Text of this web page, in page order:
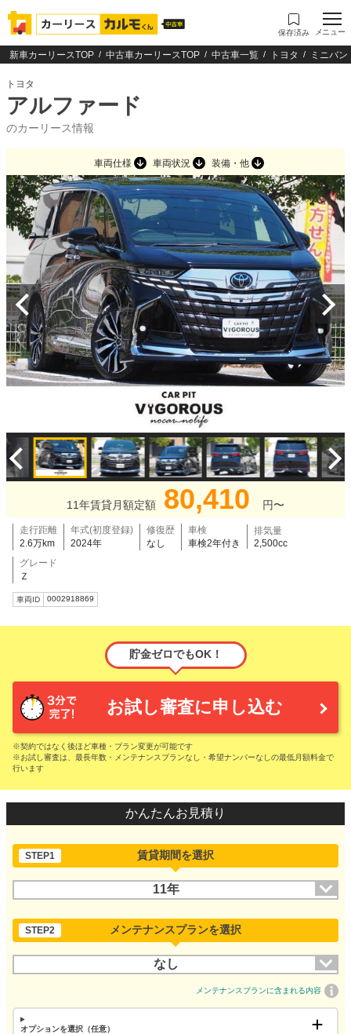
保存済み メニュー
新車カーリースTOP 中古車カーリースTOP 中古車一覧 トヨタ ミニバ
トヨタ
アルファード
のカーリース情報
車両仕様 車両状況 装備・他
11年賃貸月額定額 80,410 円〜
走行距離
2.6万km
年式(初度登録)
2024年
修復歴
なし
車検
車検2年付き
排気量
2,500cc
グレード
Ｚ
車両ID 0002918869
貯金ゼロでもOK！
お試し審査に申し込む
※契約ではなく後ほど車種・プラン変更が可能です
※お試し審査は、最長年数・メンテナンスプランなし・希望ナンバーなしの最低月額料金で
行います
かんたんお見積り
STEP1 賃貸期間を選択
11年
STEP2 メンテナンスプランを選択
なし
メンテナンスプランに含まれる内容
オプションを選択（任意）